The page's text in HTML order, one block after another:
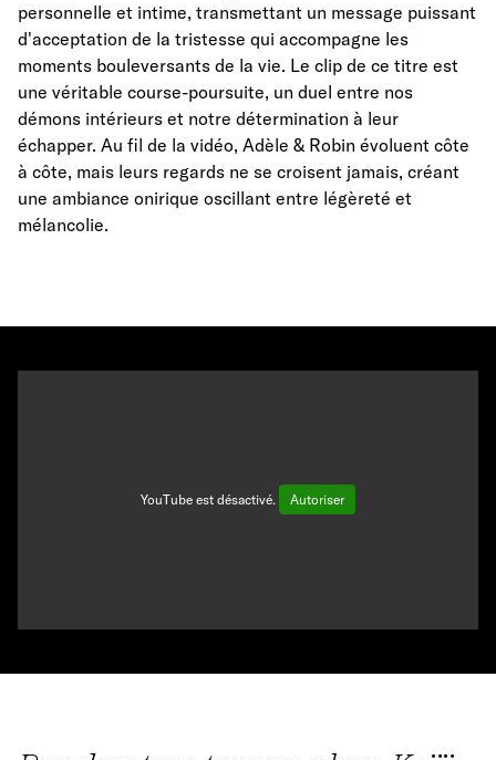
personnelle et intime, transmettant un message puissant
d'acceptation de la tristesse qui accompagne les
moments bouleversants de la vie. Le clip de ce titre est
une véritable course-poursuite, un duel entre nos
démons intérieurs et notre détermination à leur
échapper. Au fil de la vidéo, Adèle & Robin évoluent côte
à côte, mais leurs regards ne se croisent jamais, créant
une ambiance onirique oscillant entre légèreté et
mélancolie.
YouTube est désactivé. Autoriser